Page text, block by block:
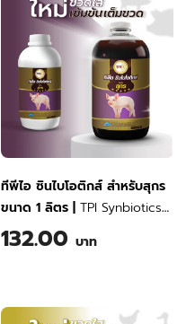
ทีพีไอ ซินไบโอติกส์ สำหรับสุกร
ขนาด 1 ลิตร
TPI Synbiotics
for Swine 1 Liter
132.00 บาท